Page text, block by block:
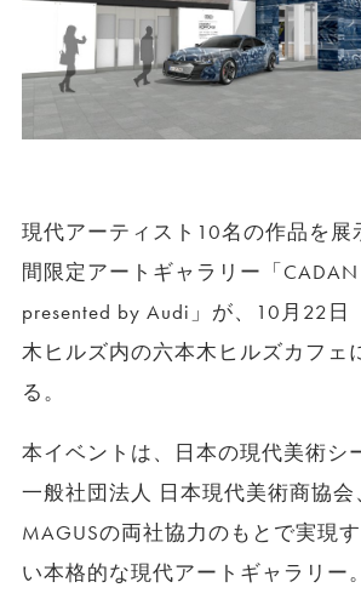
現代アーティスト10名の作品を展
間限定アートギャラリー「CADAN
presented by Audi」が、10月22日
木ヒルズ内の六本木ヒルズカフェ
る。
本イベントは、日本の現代美術シ
一般社団法人 日本現代美術商協会
MAGUSの両社協力のもとで実現
い本格的な現代アートギャラリー